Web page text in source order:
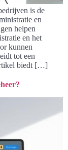
is de
en
helpen
en het
kunnen
tot een
biedt […]